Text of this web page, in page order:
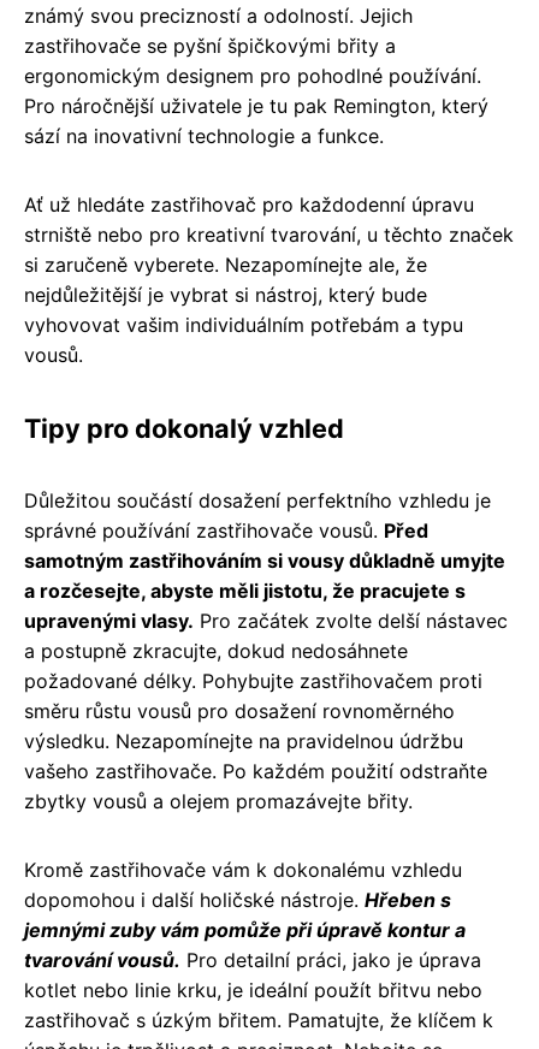
známý svou precizností a odolností. Jejich
zastřihovače se pyšní špičkovými břity a
ergonomickým designem pro pohodlné používání.
Pro náročnější uživatele je tu pak Remington, který
sází na inovativní technologie a funkce.
Ať už hledáte zastřihovač pro každodenní úpravu
strniště nebo pro kreativní tvarování, u těchto značek
si zaručeně vyberete. Nezapomínejte ale, že
nejdůležitější je vybrat si nástroj, který bude
vyhovovat vašim individuálním potřebám a typu
vousů.
Tipy pro dokonalý vzhled
Důležitou součástí dosažení perfektního vzhledu je
správné používání zastřihovače vousů. Před
samotným zastřihováním si vousy důkladně umyjte
a rozčesejte, abyste měli jistotu, že pracujete s
upravenými vlasy. Pro začátek zvolte delší nástavec
a postupně zkracujte, dokud nedosáhnete
požadované délky. Pohybujte zastřihovačem proti
směru růstu vousů pro dosažení rovnoměrného
výsledku. Nezapomínejte na pravidelnou údržbu
vašeho zastřihovače. Po každém použití odstraňte
zbytky vousů a olejem promazávejte břity.
Kromě zastřihovače vám k dokonalému vzhledu
dopomohou i další holičské nástroje. Hřeben s
jemnými zuby vám pomůže při úpravě kontur a
tvarování vousů. Pro detailní práci, jako je úprava
kotlet nebo linie krku, je ideální použít břitvu nebo
zastřihovač s úzkým břitem. Pamatujte, že klíčem k